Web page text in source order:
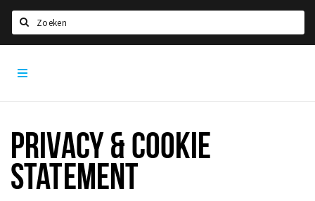
Home
Deals
Nieuws
Leuke tips & trends
PRIVACY & COOKIE
STATEMENT